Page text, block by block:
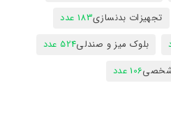
تجهیزات بدنسازی183 عدد
بلوک میز و صندلی524 عدد
شخصی106 عدد